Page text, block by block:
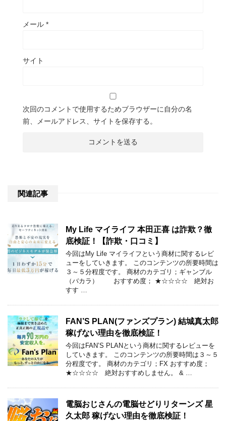
メール *
サイト
次回のコメントで使用するためブラウザーに自分の名
前、メールアドレス、サイトを保存する。
関連記事
My Life マイライフ 本田正喜 は詐欺？徹
底検証！【詐欺・口コミ】
今回はMy Life マイライフという商材に関するレビ
ューをしていきます。 このコンテンツの所要時間は
３～５分程度です。 商材のカテゴリ；ギャンブル
（バカラ） おすすめ度； ★☆☆☆☆ 絶対お
すす …
FAN’S PLAN(ファンズプラン) 結城真太郎
稼げない理由を徹底検証！
今回はFAN’S PLANという商材に関するレビューを
していきます。 このコンテンツの所要時間は３～５
分程度です。 商材のカテゴリ；FX おすすめ度；
★☆☆☆☆ 絶対おすすめしません。 & …
電脳おじさんの電脳せどりリターンズ 星
久太郎 稼げない理由を徹底検証！